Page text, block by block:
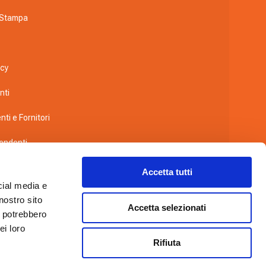
media e
sito
loro
Accetta tutti
Accetta selezionati
Rifiuta
e Fornitori